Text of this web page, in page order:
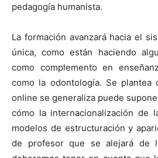
pedagogía humanista.
La formación avanzará hacia el
única, como están haciendo
como complemento en
como la odontología. Se plantea
online se generaliza puede
cómo la internacionalización de
modelos de estructuración y
de profesor que se alejará de